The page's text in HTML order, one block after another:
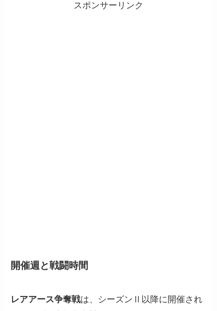
スポンサーリンク
開催週と戦闘時間
レアアース争奪戦は、シーズンⅡ以降に開催され